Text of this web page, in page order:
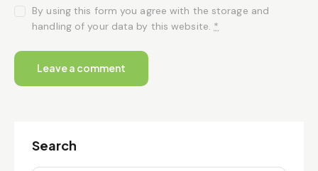
By using this form you agree with the storage and
handling of your data by this website. *
Search